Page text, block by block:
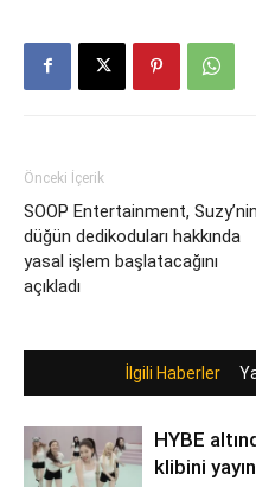
Önceki İçerik
SOOP Entertainment, Suzy’nin
düğün dedikoduları hakkında
yasal işlem başlatacağını
açıkladı
İlgili Haberler
HYBE
klibini